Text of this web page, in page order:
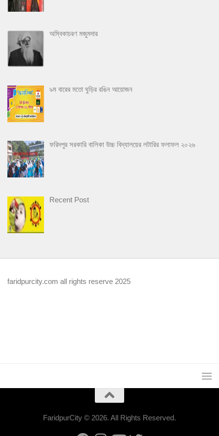
অম্বিকাচরণ মজুমদার
৯ম বারের মতো ঘুড়ির রঙিন আয়োজন
ফরিদপুর সরকারি বালিকা উচ্চ বিদ্যালয়ের লটারির ফলাফল ২০২৬
Recent Post
faridpurcity.com all rights reserve 2025
FaridpurCity © 2026. All Rights Reserved.